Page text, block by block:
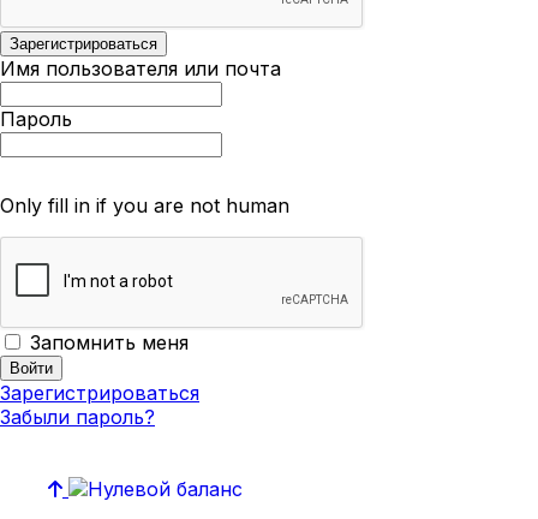
Имя пользователя или почта
Пароль
Only fill in if you are not human
Запомнить меня
Зарегистрироваться
Забыли пароль?